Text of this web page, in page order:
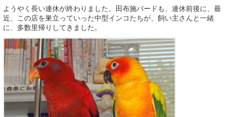
ようやく長い連休が終わりました。田布施バードも、連休前後に、最
近、この店を巣立っていった中型インコたちが、飼い主さんと一緒
に、多数里帰りしてきました。